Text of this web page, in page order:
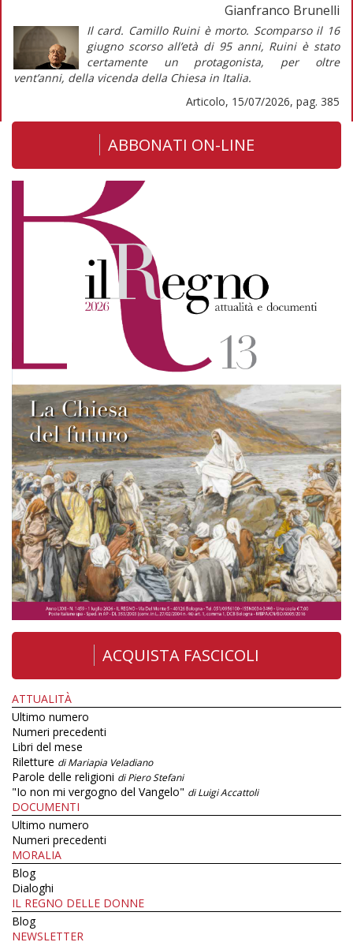
Gianfranco Brunelli
Il card. Camillo Ruini è morto. Scomparso il 16
giugno scorso all’età di 95 anni, Ruini è stato
certamente un protagonista, per oltre
vent’anni, della vicenda della Chiesa in Italia.
Articolo, 15/07/2026, pag. 385
ABBONATI ON-LINE
ACQUISTA FASCICOLI
ATTUALITÀ
Ultimo numero
Numeri precedenti
Libri del mese
Riletture di Mariapia Veladiano
Parole delle religioni di Piero Stefani
"Io non mi vergogno del Vangelo" di Luigi Accattoli
DOCUMENTI
Ultimo numero
Numeri precedenti
MORALIA
Blog
Dialoghi
IL REGNO DELLE DONNE
Blog
NEWSLETTER